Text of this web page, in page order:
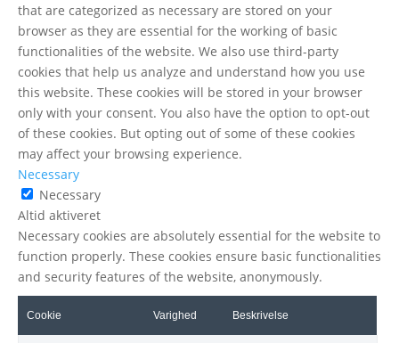
that are categorized as necessary are stored on your
browser as they are essential for the working of basic
functionalities of the website. We also use third-party
cookies that help us analyze and understand how you use
this website. These cookies will be stored in your browser
only with your consent. You also have the option to opt-out
of these cookies. But opting out of some of these cookies
may affect your browsing experience.
Necessary
Necessary
Altid aktiveret
Necessary cookies are absolutely essential for the website to
function properly. These cookies ensure basic functionalities
and security features of the website, anonymously.
Cookie Varighed Beskrivelse